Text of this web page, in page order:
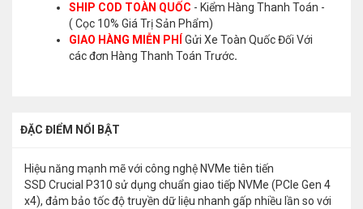
SHIP COD TOÀN QUỐC - Kiểm Hàng Thanh Toán -
( Cọc 10% Giá Trị Sản Phẩm)
GIAO HÀNG MIỄN PHÍ
Gửi Xe Toàn Quốc Đối Với
các đơn Hàng Thanh Toán Trước.
ĐẶC ĐIỂM NỔI BẬT
Hiệu năng mạnh mẽ với công nghệ NVMe tiên tiến
SSD Crucial P310 sử dụng chuẩn giao tiếp NVMe (PCIe Gen 4
x4), đảm bảo tốc độ truyền dữ liệu nhanh gấp nhiều lần so với